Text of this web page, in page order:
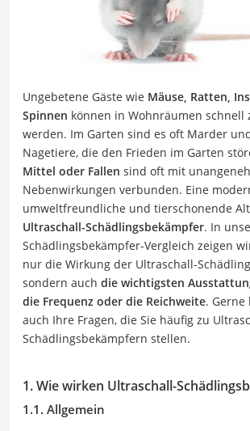
Ungebetene Gäste wie Mäuse, Ratten,
Spinnen können in Wohnräumen schnell
werden. Im Garten sind es oft Marder
Nagetiere, die den Frieden im Garten
Mittel oder Fallen sind oft mit
Nebenwirkungen verbunden. Eine
umweltfreundliche und tierschonende
Ultraschall-Schädlingsbekämpfer. In
Schädlingsbekämpfer-Vergleich zeigen
nur die Wirkung der Ultraschall-
sondern auch die wichtigsten
die Frequenz oder die Reichweite.
auch Ihre Fragen, die Sie häufig zu
Schädlingsbekämpfern stellen.
1. Wie wirken Ultraschall-
1.1. Allgemein